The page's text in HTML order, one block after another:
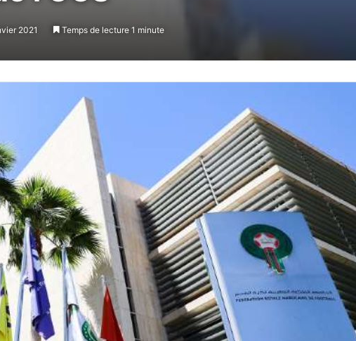
2021 Temps de lecture 1 minute